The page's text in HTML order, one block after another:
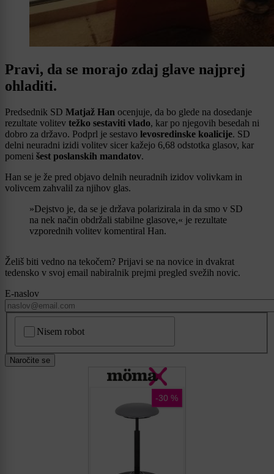
Pravi, da se morajo zdaj glave najprej
ohladiti.
Predsednik SD Matjaž Han ocenjuje, da bo glede na dosedanje
rezultate volitev težko sestaviti vlado, kar po njegovih besedah ni
dobro za državo. Podprl je sestavo levosredinske koalicije. SD
delni neuradni izidi volitev sicer kažejo 6,68 odstotka glasov, kar
pomeni šest poslanskih mandatov.
Han se je že pred objavo delnih neuradnih izidov volivkam in
volivcem zahvalil za njihov glas.
»Dejstvo je, da se je država polarizirala in da smo v SD
na nek način obdržali stabilne glasove,« je rezultate
vzporednih volitev komentiral Han.
Želiš biti vedno na tekočem? Prijavi se na novice in dvakrat
tedensko v svoj email nabiralnik prejmi pregled svežih novic.
E-naslov
Nisem robot
Naročite se